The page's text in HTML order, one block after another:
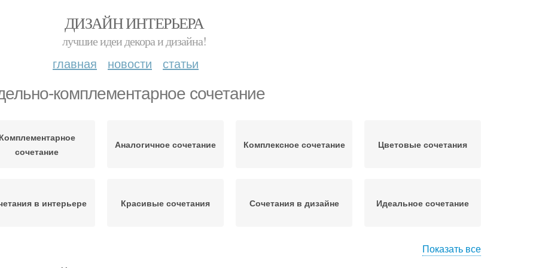
ДИЗАЙН ИНТЕРЬЕРА
лучшие идеи декора и дизайна!
главная новости статьи
комплементарное сочетание
сочетание
Аналогичное сочетание Комплексное сочетание Цветовые сочетания
в интерьере Красивые сочетания Сочетания в дизайне Идеальное сочетание
Показать все